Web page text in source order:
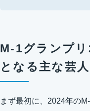
M-1グランプ
となる主な芸人
まず最初に、2024年の